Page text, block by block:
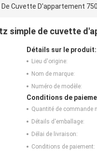
De Cuvette D'appartement
simple de cuvette
Détails sur le produit:
Lieu d'origine:
Nom de marque:
Numéro de modèle:
Conditions de
Quantité de commande
Détails d'emballage:
Délai de livraison:
Conditions de paiement: